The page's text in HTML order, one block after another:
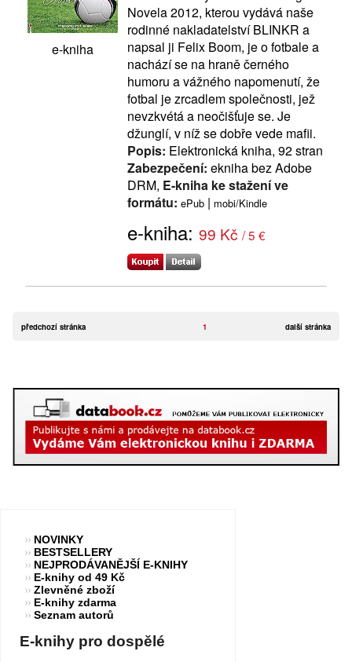
e-kniha
Novela 2012, kterou vydává naše
rodinné nakladatelství BLINKR a
napsal ji Felix Boom, je o fotbale a
nachází se na hraně černého
humoru a vážného napomenutí, že
fotbal je zrcadlem společnosti, jež
nevzkvétá a neočišťuje se. Je
džunglí, v níž se dobře vede mafii.
Popis: Elektronická kniha, 92 stran
Zabezpečení: ekniha bez Adobe
DRM, E-kniha ke stažení ve
formátu: ePub | mobi/Kindle
e-kniha: 99 Kč / 5 €
další stránka
předchozí stránka 1
NOVINKY
BESTSELLERY
NEJPRODÁVANĚJŠÍ E-KNIHY
E-knihy od 49 Kč
Zlevněné zboží
E-knihy zdarma
Seznam autorů
E-knihy pro dospělé